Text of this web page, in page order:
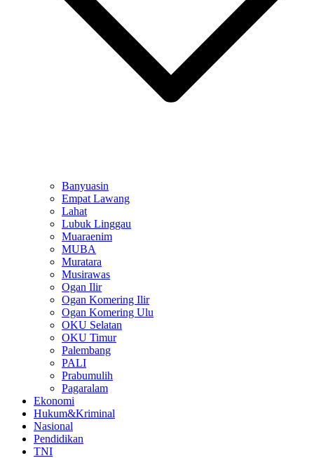
Banyuasin
Empat Lawang
Lahat
Lubuk Linggau
Muaraenim
MUBA
Muratara
Musirawas
Ogan Ilir
Ogan Komering Ilir
Ogan Komering Ulu
OKU Selatan
OKU Timur
Palembang
PALI
Prabumulih
Pagaralam
Ekonomi
Hukum&Kriminal
Nasional
Pendidikan
TNI